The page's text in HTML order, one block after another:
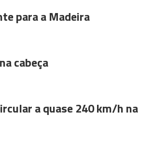
para a Madeira
cabeça
a quase 240 km/h na